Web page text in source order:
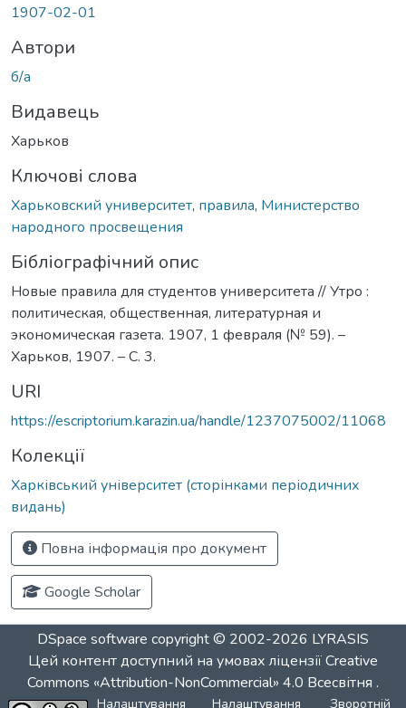
1907-02-01
Автори
б/а
Видавець
Харьков
Ключові слова
Харьковский университет, правила, Министерство
народного просвещения
Бібліографічний опис
Новые правила для студентов университета // Утро :
политическая, общественная, литературная и
экономическая газета. 1907, 1 февраля (№ 59). –
Харьков, 1907. – С. 3.
URI
https://escriptorium.karazin.ua/handle/1237075002/11068
Колекції
Харківський університет (сторінками періодичних
видань)
Повна інформація про документ
Google Scholar
DSpace software copyright © 2002-2026 LYRASIS
Цей контент доступний на умовах ліцензіїCreative
Commons «Attribution-NonCommercial» 4.0 Всесвітня .
Налаштування Налаштування Зворотній